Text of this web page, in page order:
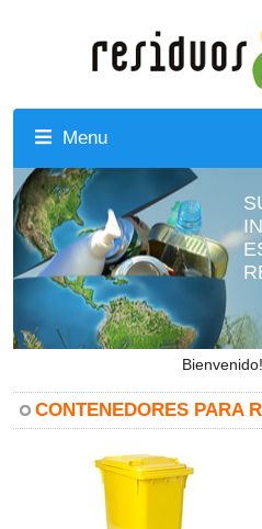
Menu
Bienvenido!
CONTENEDORES PARA